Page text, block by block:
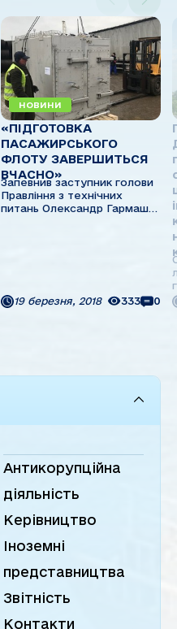
НОВИНИ
«ПІДГОТОВКА
ПАСАЖИРСЬКОГО
ФЛОТУ ЗАВЕРШИТЬСЯ
ВЧАСНО»
Запевнив заступник голови
Правління з технічних
питань Олександр Гармаш
теплохода «Молдавія», 16
19 березня, 2018 333 0
Антикорупційна
діяльність
Керівництво
Іноземні
представництва
Звітність
Контакти